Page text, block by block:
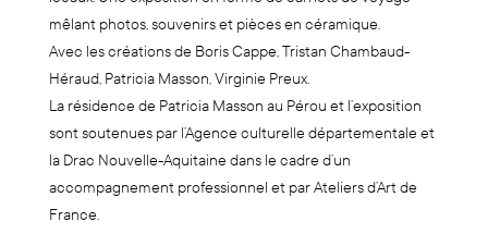
mêlant photos, souvenirs et pièces en céramique.
Avec les créations de Boris Cappe, Tristan Chambaud-
Héraud, Patricia Masson, Virginie Preux.
La résidence de Patricia Masson au Pérou et l’exposition
sont soutenues par l’Agence culturelle départementale et
la Drac Nouvelle-Aquitaine dans le cadre d’un
accompagnement professionnel et par Ateliers d’Art de
France.